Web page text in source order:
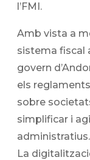
l’FMI.
Amb vista a
sistema fiscal
govern
els
sobre
simplificar i
administratius.
La